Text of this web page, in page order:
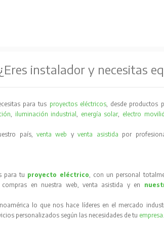
instalador y necesitas
para tus proyectos eléctricos, desde productos
, iluminación industrial, energía solar, electro
país, venta web yventa asistida por
para tu proyecto eléctrico, con un personal
en nuestra web, venta asistida y en
lo que nos hace líderes en el mercado
personalizados según las necesidades de tu empresa.